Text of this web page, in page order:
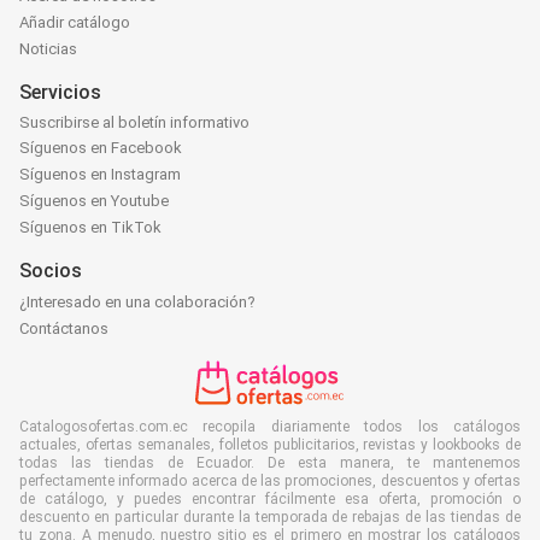
Añadir catálogo
Noticias
Servicios
Suscribirse al boletín informativo
Síguenos en Facebook
Síguenos en Instagram
Síguenos en Youtube
Síguenos en TikTok
Socios
¿Interesado en una colaboración?
Contáctanos
Catalogosofertas.com.ec recopila diariamente todos los catálogos
actuales, ofertas semanales, folletos publicitarios, revistas y lookbooks de
todas las tiendas de Ecuador. De esta manera, te mantenemos
perfectamente informado acerca de las promociones, descuentos y ofertas
de catálogo, y puedes encontrar fácilmente esa oferta, promoción o
descuento en particular durante la temporada de rebajas de las tiendas de
tu zona. A menudo, nuestro sitio es el primero en mostrar los catálogos